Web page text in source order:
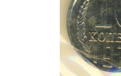
Памятные и донативные
Сибирские монеты
Для Молдавии и Валахии
Таврические монеты
Для Пруссии
Анна Иоанновна (1730-1740)
Петр II (1727-1730)
Екатерина I (1725-1727)
Петр I (1682-1725)